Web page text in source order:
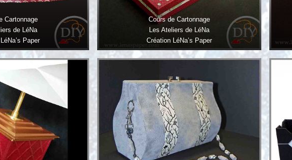
Cartonnage
de LéNa
Paper
Cours de Cartonnage
Les Ateliers de LéNa
Création LéNa’s Paper